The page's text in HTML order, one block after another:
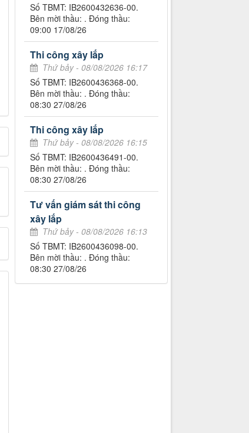
Số TBMT: IB2600432636-00.
Bên mời thầu: . Đóng thầu:
09:00 17/08/26
Thi công xây lắp
Thứ bảy - 08/08/2026 16:17
Số TBMT: IB2600436368-00.
Bên mời thầu: . Đóng thầu:
08:30 27/08/26
Thi công xây lắp
Thứ bảy - 08/08/2026 16:15
Số TBMT: IB2600436491-00.
Bên mời thầu: . Đóng thầu:
08:30 27/08/26
Tư vấn giám sát thi công
xây lắp
Thứ bảy - 08/08/2026 16:13
Số TBMT: IB2600436098-00.
Bên mời thầu: . Đóng thầu:
08:30 27/08/26